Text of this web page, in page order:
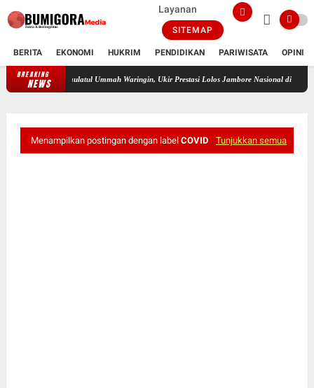
Layanan
SITEMAP
BERITA EKONOMI HUKRIM PENDIDIKAN PARIWISATA OPINI
BREAKING
NEWS
Islam Daulatul Ummah Waringin, Ukir Prestasi Lolos Jambore Nasional di Cibubur
Menampilkan postingan dengan label COVID Tunjukkan semua